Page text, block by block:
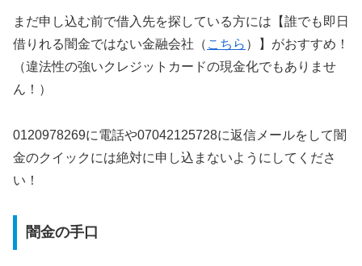
まだ申し込む前で借入先を探している方には【誰でも即日
借りれる闇金ではない金融会社（ こちら ）】がおすすめ！
（違法性の強いクレジットカードの現金化でもありませ
ん！）
0120978269に電話や07042125728に返信メールをして闇
金のクイックには絶対に申し込まないようにしてくださ
い！
闇金の手口